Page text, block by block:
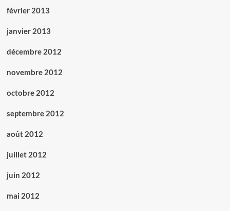
février 2013
janvier 2013
décembre 2012
novembre 2012
octobre 2012
septembre 2012
août 2012
juillet 2012
juin 2012
mai 2012